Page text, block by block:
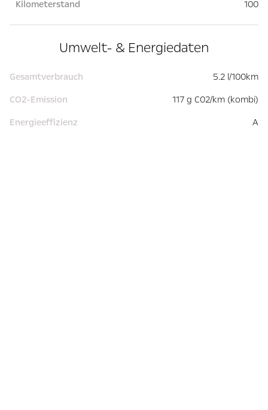
Kilometerstand 100
Umwelt- & Energiedaten
Gesamtverbrauch
5.2 l/100km
CO2-Emission
117 g C02/km (kombi)
Energieeffizienz
A